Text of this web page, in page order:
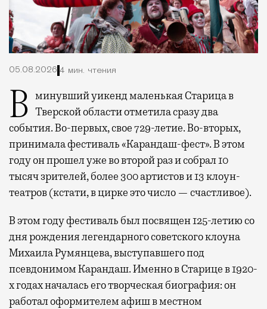
05.08.2026 4 мин. чтения
В минувший уикенд маленькая Старица в Тверской области отметила сразу два
события. Во-первых, свое 729-летие. Во-вторых,
принимала фестиваль «Карандаш-фест». В этом
году он прошел уже во второй раз и собрал 10
тысяч зрителей, более 300 артистов и 13 клоун-
театров (кстати, в цирке это число — счастливое).
В этом году фестиваль был посвящен 125-летию со
дня рождения легендарного советского клоуна
Михаила Румянцева, выступавшего под
псевдонимом Карандаш. Именно в Старице в 1920-
х годах началась его творческая биография: он
работал оформителем афиш в местном